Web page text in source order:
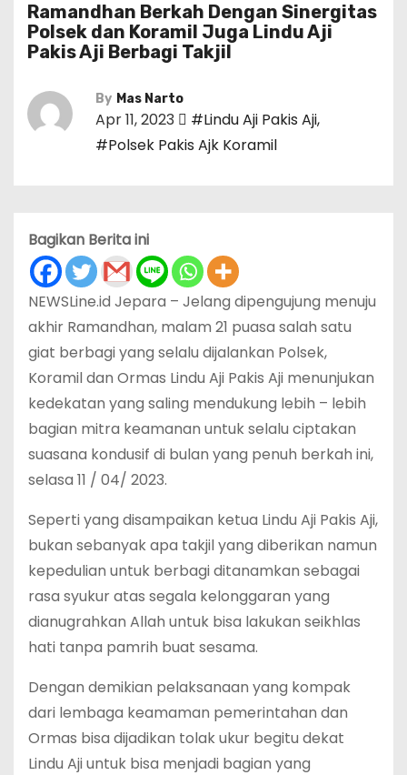
Ramandhan Berkah Dengan Sinergitas
Polsek dan Koramil Juga Lindu Aji
Pakis Aji Berbagi Takjil
By Mas Narto
Apr 11, 2023 #Lindu Aji Pakis Aji,
#Polsek Pakis Ajk Koramil
Bagikan Berita ini
NEWSLine.id Jepara – Jelang dipengujung menuju
akhir Ramandhan, malam 21 puasa salah satu
giat berbagi yang selalu dijalankan Polsek,
Koramil dan Ormas Lindu Aji Pakis Aji menunjukan
kedekatan yang saling mendukung lebih – lebih
bagian mitra keamanan untuk selalu ciptakan
suasana kondusif di bulan yang penuh berkah ini,
selasa 11 / 04/ 2023.
Seperti yang disampaikan ketua Lindu Aji Pakis Aji,
bukan sebanyak apa takjil yang diberikan namun
kepedulian untuk berbagi ditanamkan sebagai
rasa syukur atas segala kelonggaran yang
dianugrahkan Allah untuk bisa lakukan seikhlas
hati tanpa pamrih buat sesama.
Dengan demikian pelaksanaan yang kompak
dari lembaga keamaman pemerintahan dan
Ormas bisa dijadikan tolak ukur begitu dekat
Lindu Aji untuk bisa menjadi bagian yang